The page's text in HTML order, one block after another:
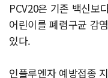
PCV20은 기존 백신보
어린이를 폐렴구균 감
있다.
인플루엔자 예방접종